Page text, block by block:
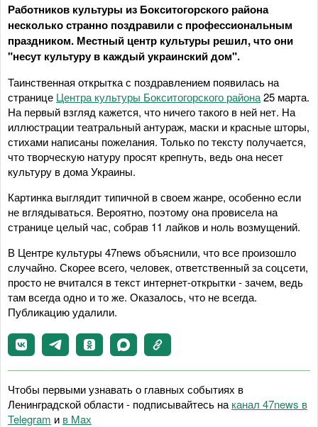
Работников культуры из Бокситогорского района
несколько странно поздравили с профессиональным
праздником. Местный центр культуры решил, что они
"несут культуру в каждый украинский дом".
Таинственная открытка с поздравлением появилась на
странице Центра культуры Бокситогорского района25 марта.
На первый взгляд кажется, что ничего такого в ней нет. На
иллюстрации театральный антураж, маски и красные шторы,
стихами написаны пожелания. Только по тексту получается,
что творческую натуру просят крепнуть, ведь она несет
культуру в дома Украины.
Картинка выглядит типичной в своем жанре, особенно если
не вглядываться. Вероятно, поэтому она провисела на
странице целый час, собрав 11 лайков и ноль возмущений.
В Центре культуры 47news объяснили, что все произошло
случайно. Скорее всего, человек, ответственный за соцсети,
просто не вчитался в текст интернет-открытки - зачем, ведь
там всегда одно и то же. Оказалось, что не всегда.
Публикацию удалили.
Чтобы первыми узнавать о главных событиях в
Ленинградской области - подписывайтесь на канал 47news в
Telegram и в Maх